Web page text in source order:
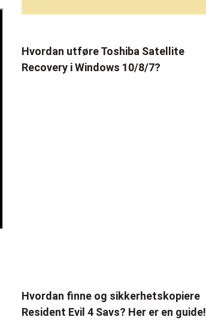
Hvordan utføre Toshiba Satellite
Recovery i Windows 10/8/7?
Hvordan finne og sikkerhetskopiere
Resident Evil 4 Savs? Her er en guide!